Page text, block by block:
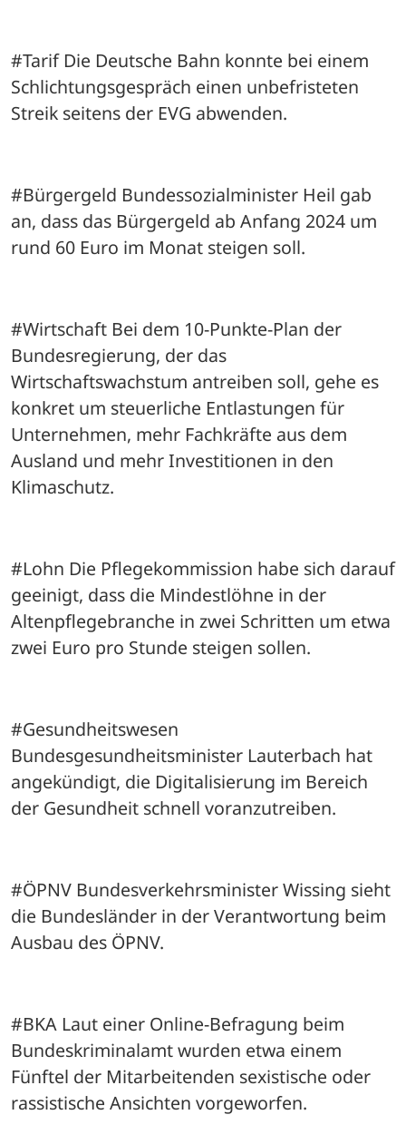
#Tarif Die Deutsche Bahn konnte bei einem
Schlichtungsgespräch einen unbefristeten
Streik seitens der EVG abwenden.
#Bürgergeld Bundessozialminister Heil gab
an, dass das Bürgergeld ab Anfang 2024 um
rund 60 Euro im Monat steigen soll.
#Wirtschaft Bei dem 10-Punkte-Plan der
Bundesregierung, der das
Wirtschaftswachstum antreiben soll, gehe es
konkret um steuerliche Entlastungen für
Unternehmen, mehr Fachkräfte aus dem
Ausland und mehr Investitionen in den
Klimaschutz.
#Lohn Die Pflegekommission habe sich darauf
geeinigt, dass die Mindestlöhne in der
Altenpflegebranche in zwei Schritten um etwa
zwei Euro pro Stunde steigen sollen.
#Gesundheitswesen
Bundesgesundheitsminister Lauterbach hat
angekündigt, die Digitalisierung im Bereich
der Gesundheit schnell voranzutreiben.
#ÖPNV Bundesverkehrsminister Wissing sieht
die Bundesländer in der Verantwortung beim
Ausbau des ÖPNV.
#BKA Laut einer Online-Befragung beim
Bundeskriminalamt wurden etwa einem
Fünftel der Mitarbeitenden sexistische oder
rassistische Ansichten vorgeworfen.